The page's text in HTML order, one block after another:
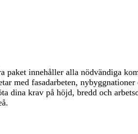
paket innehåller alla nödvändiga
med fasadarbeten,
dina krav på höjd, bredd och